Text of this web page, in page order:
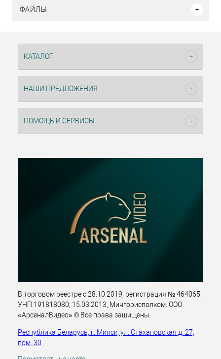
ФАЙЛЫ
КАТАЛОГ
НАШИ ПРЕДЛОЖЕНИЯ
ПОМОЩЬ И СЕРВИСЫ
В торговом реестре с 28.10.2019, регистрация № 464065.
УНП 191818080, 15.03.2013, Мингорисполком. ООО
«АрсеналВидео» © Все права защищены.
Республика Беларусь, г. Минск, ул. Стахановская д. 27,
пом. 30